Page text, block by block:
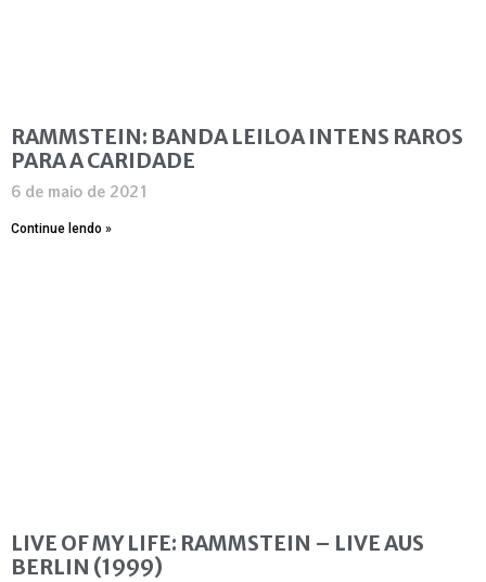
RAMMSTEIN: BANDA LEILOA INTENS RAROS
PARA A CARIDADE
6 de maio de 2021
Continue lendo »
LIVE OF MY LIFE: RAMMSTEIN – LIVE AUS
BERLIN (1999)